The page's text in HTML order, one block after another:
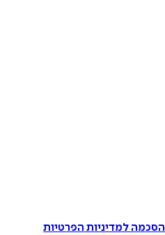
הסכמה למדיניות הפרטיות